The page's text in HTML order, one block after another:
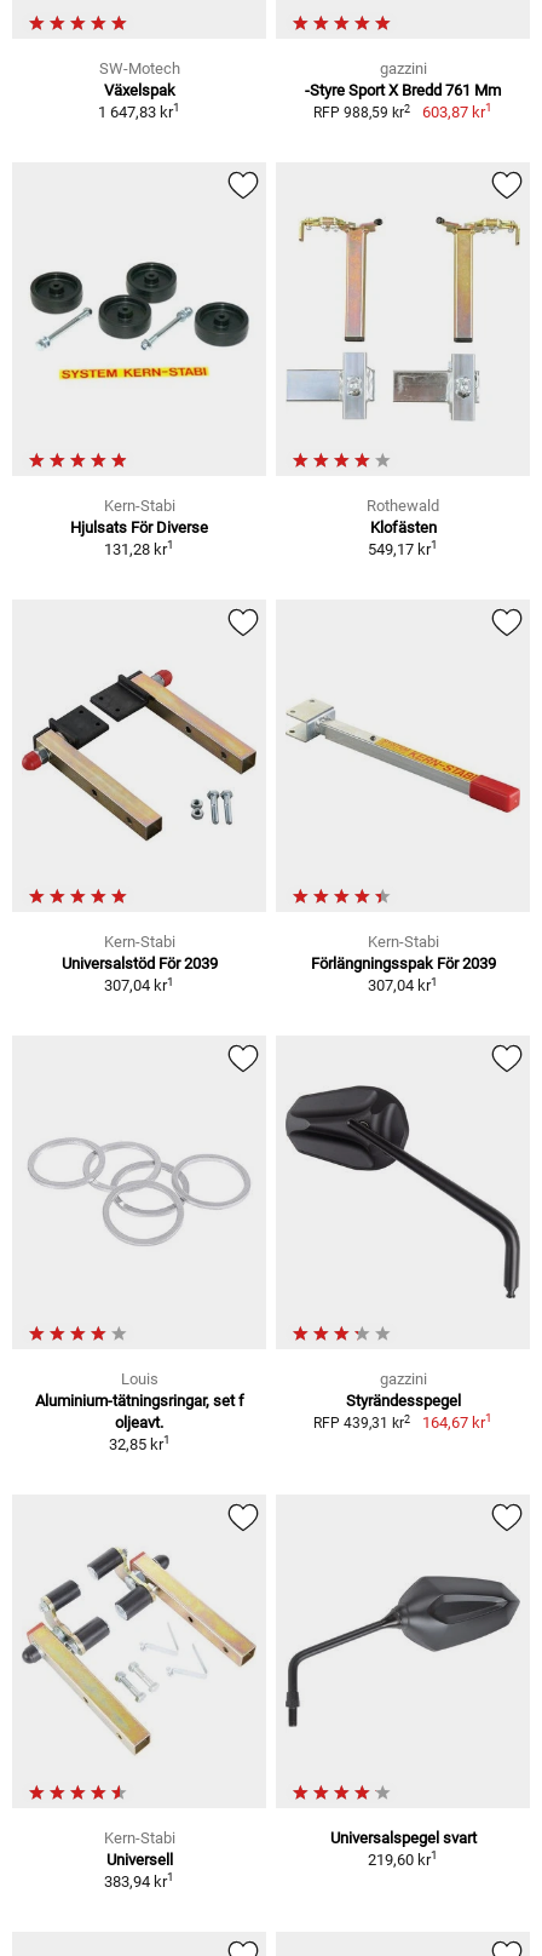
SW-Motech
Växelspak
1 647,83 kr1
gazzini
-Styre Sport X Bredd 761 Mm
RFP 988,59 kr2 603,87 kr1
Kern-Stabi
Hjulsats För Diverse
131,28 kr1
Rothewald
Klofästen
549,17 kr1
Kern-Stabi
Universalstöd För 2039
307,04 kr1
Kern-Stabi
Förlängningsspak För 2039
307,04 kr1
Louis
Aluminium-tätningsringar, set f
oljeavt.
32,85 kr1
gazzini
Styrändesspegel
RFP 439,31 kr2 164,67 kr1
Kern-Stabi
Universell
383,94 kr1
Universalspegel svart
219,60 kr1